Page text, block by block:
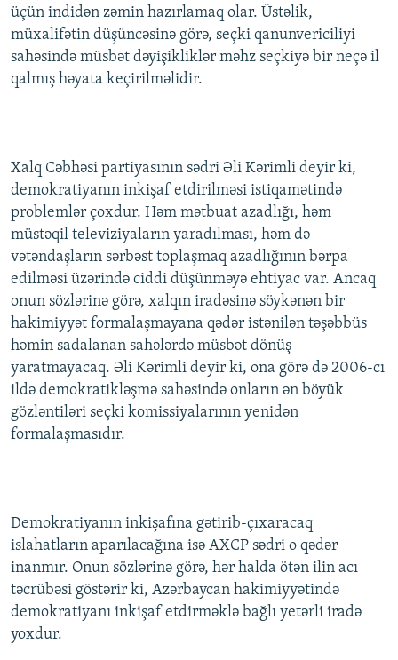
üçün indidən zəmin hazırlamaq olar. Üstəlik,
müxalifətin düşüncəsinə görə, seçki qanunvericiliyi
sahəsində müsbət dəyişikliklər məhz seçkiyə bir neçə il
qalmış həyata keçirilməlidir.
Xalq Cəbhəsi partiyasının sədri Əli Kərimli deyir ki,
demokratiyanın inkişaf etdirilməsi istiqamətində
problemlər çoxdur. Həm mətbuat azadlığı, həm
müstəqil televiziyaların yaradılması, həm də
vətəndaşların sərbəst toplaşmaq azadlığının bərpa
edilməsi üzərində ciddi düşünməyə ehtiyac var. Ancaq
onun sözlərinə görə, xalqın iradəsinə söykənən bir
hakimiyyət formalaşmayana qədər istənilən təşəbbüs
həmin sadalanan sahələrdə müsbət dönüş
yaratmayacaq. Əli Kərimli deyir ki, ona görə də 2006-cı
ildə demokratikləşmə sahəsində onların ən böyük
gözləntiləri seçki komissiyalarının yenidən
formalaşmasıdır.
Demokratiyanın inkişafına gətirib-çıxaracaq
islahatların aparılacağına isə AXCP sədri o qədər
inanmır. Onun sözlərinə görə, hər halda ötən ilin acı
təcrübəsi göstərir ki, Azərbaycan hakimiyyətində
demokratiyanı inkişaf etdirməklə bağlı yetərli iradə
yoxdur.